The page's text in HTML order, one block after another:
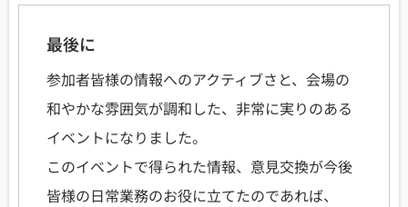
最後に
参加者皆様の情報へのアクティブさと、会場の
和やかな雰囲気が調和した、非常に実りのある
イベントになりました。
このイベントで得られた情報、意見交換が今後
皆様の日常業務のお役に立てたのであれば、